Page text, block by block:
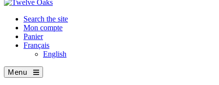
Search the site
Mon compte
Panier
Français
English
Menu